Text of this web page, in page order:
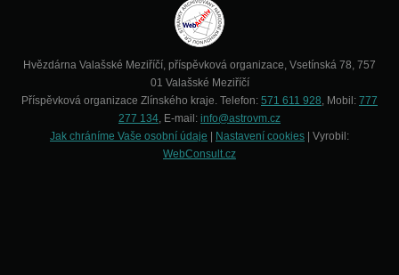
Hvězdárna Valašské Meziříčí, příspěvková organizace, Vsetínská 78, 757
01 Valašské Meziříčí
Příspěvková organizace Zlínského kraje. Telefon: 571 611 928, Mobil: 777
277 134, E-mail: info@astrovm.cz
Jak chráníme Vaše osobní údaje
Nastavení cookies | Vyrobil:
WebConsult.cz